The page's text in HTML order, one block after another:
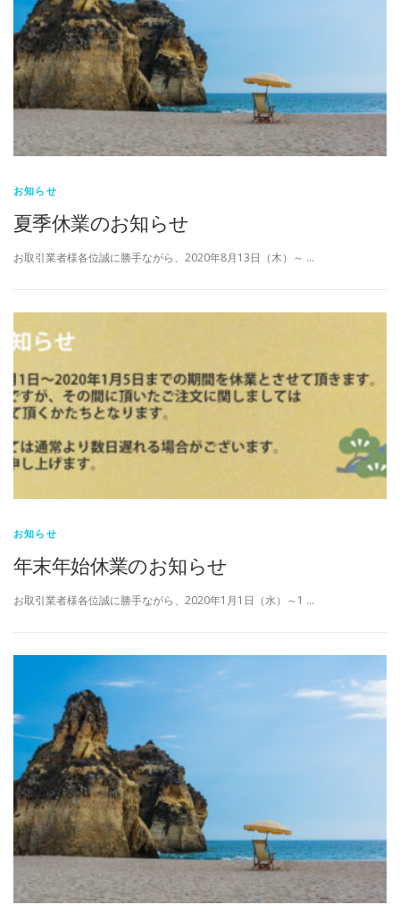
お知らせ
夏季休業のお知らせ
お取引業者様各位誠に勝手ながら、2020年8月13日（木）～ …
お知らせ
年末年始休業のお知らせ
お取引業者様各位誠に勝手ながら、2020年1月1日（水）～1 …